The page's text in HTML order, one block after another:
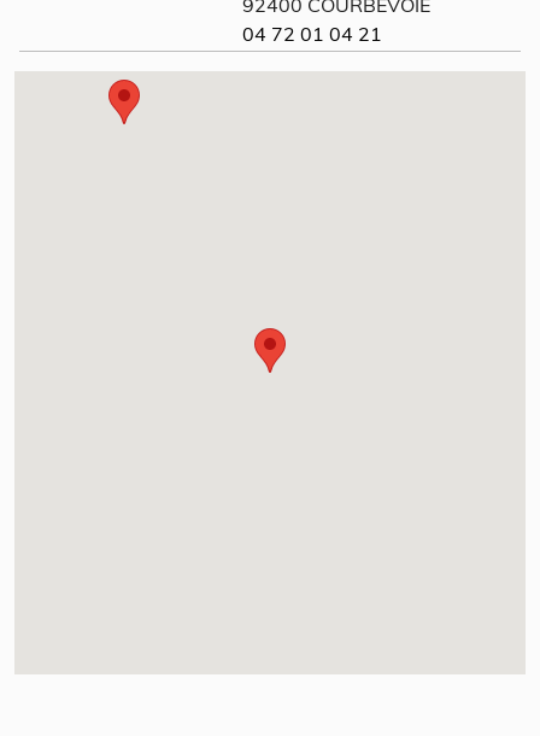
92400 COURBEVOIE
04 72 01 04 21